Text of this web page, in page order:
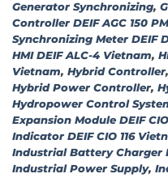
Generator Synchronizing,
Controller DEIF AGC 150
Synchronizing Meter DEIF
HMI DEIF ALC-4 Vietnam,
Vietnam, Hybrid Controller,
Hybrid Power Controller,
Hydropower Control
Expansion Module DEIF
Indicator DEIF CIO 116
Industrial Battery Charger
Industrial Power Supply,